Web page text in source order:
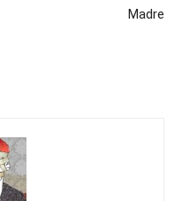
Madre